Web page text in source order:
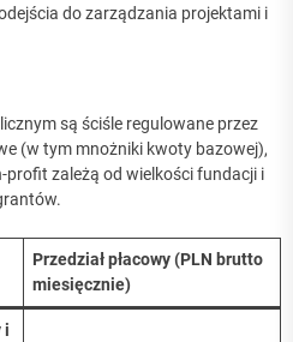
do zarządzania projektami i
są ściśle regulowane przez
(w tym mnożniki kwoty bazowej),
zależą od wielkości fundacji i
Przedział płacowy (PLN brutto
miesięcznie)
i